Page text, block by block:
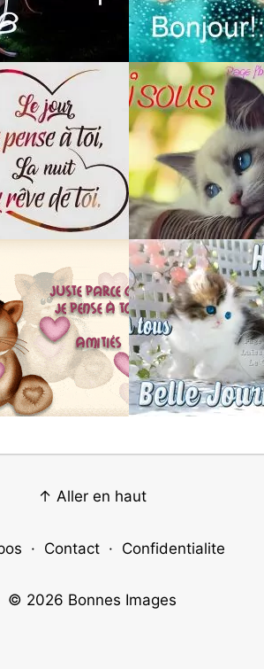
↑ Aller en haut
· Contact · Confidentialite
© 2026 Bonnes Images